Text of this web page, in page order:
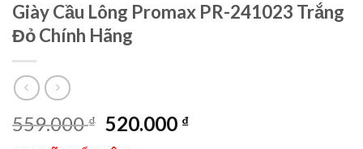
Giày Cầu Lông Promax PR-241023 Trắng
Đỏ Chính Hãng
559.000₫ 520.000 ₫